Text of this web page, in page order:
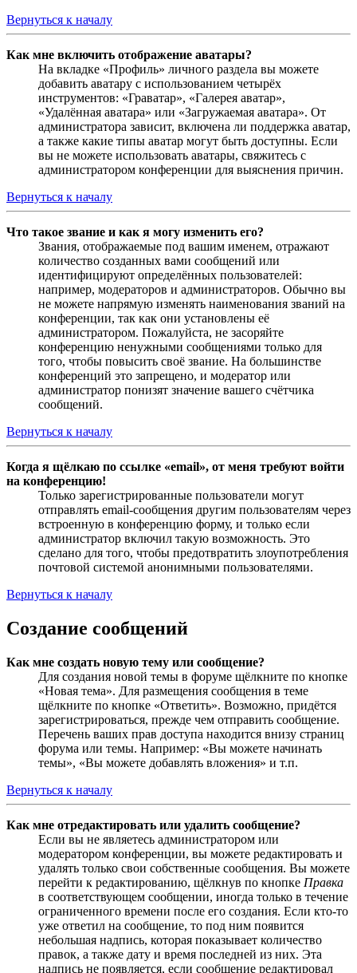
Вернуться к началу
Как мне включить отображение аватары?
На вкладке «Профиль» личного раздела вы можете
добавить аватару с использованием четырёх
инструментов: «Граватар», «Галерея аватар»,
«Удалённая аватара» или «Загружаемая аватара». От
администратора зависит, включена ли поддержка аватар,
а также какие типы аватар могут быть доступны. Если
вы не можете использовать аватары, свяжитесь с
администратором конференции для выяснения причин.
Вернуться к началу
Что такое звание и как я могу изменить его?
Звания, отображаемые под вашим именем, отражают
количество созданных вами сообщений или
идентифицируют определённых пользователей:
например, модераторов и администраторов. Обычно вы
не можете напрямую изменять наименования званий на
конференции, так как они установлены её
администратором. Пожалуйста, не засоряйте
конференцию ненужными сообщениями только для
того, чтобы повысить своё звание. На большинстве
конференций это запрещено, и модератор или
администратор понизят значение вашего счётчика
сообщений.
Вернуться к началу
Когда я щёлкаю по ссылке «email», от меня требуют войти
на конференцию!
Только зарегистрированные пользователи могут
отправлять email-сообщения другим пользователям через
встроенную в конференцию форму, и только если
администратор включил такую возможность. Это
сделано для того, чтобы предотвратить злоупотребления
почтовой системой анонимными пользователями.
Вернуться к началу
Создание сообщений
Как мне создать новую тему или сообщение?
Для создания новой темы в форуме щёлкните по кнопке
«Новая тема». Для размещения сообщения в теме
щёлкните по кнопке «Ответить». Возможно, придётся
зарегистрироваться, прежде чем отправить сообщение.
Перечень ваших прав доступа находится внизу страниц
форума или темы. Например: «Вы можете начинать
темы», «Вы можете добавлять вложения» и т.п.
Вернуться к началу
Как мне отредактировать или удалить сообщение?
Если вы не являетесь администратором или
модератором конференции, вы можете редактировать и
удалять только свои собственные сообщения. Вы можете
перейти к редактированию, щёлкнув по кнопке Правка
в соответствующем сообщении, иногда только в течение
ограниченного времени после его создания. Если кто-то
уже ответил на сообщение, то под ним появится
небольшая надпись, которая показывает количество
правок, а также дату и время последней из них. Эта
надпись не появляется, если сообщение редактировал